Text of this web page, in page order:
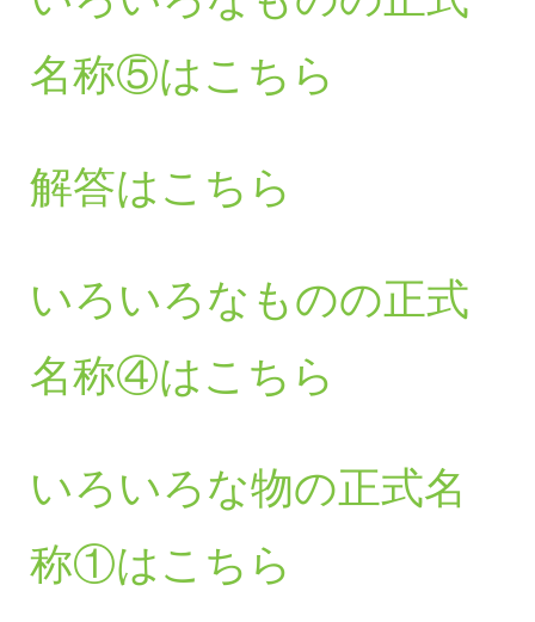
名称⑤はこちら
解答はこちら
いろいろなものの正式
名称④はこちら
いろいろな物の正式名
称①はこちら